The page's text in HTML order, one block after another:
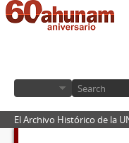
El Archivo Histórico de la